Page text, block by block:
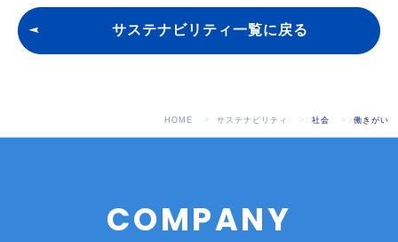
サステナビリティ一覧に戻る
HOME サステナビリティ 社会 働きがい
COMPANY